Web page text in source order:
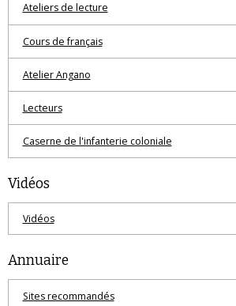
Ateliers de lecture
Cours de français
Atelier Angano
Lecteurs
Caserne de l'infanterie coloniale
Vidéos
Vidéos
Annuaire
Sites recommandés